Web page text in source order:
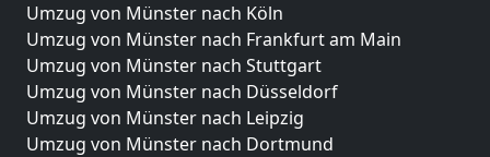
Umzug von Münster nach Köln
Umzug von Münster nach Frankfurt am Main
Umzug von Münster nach Stuttgart
Umzug von Münster nach Düsseldorf
Umzug von Münster nach Leipzig
Umzug von Münster nach Dortmund